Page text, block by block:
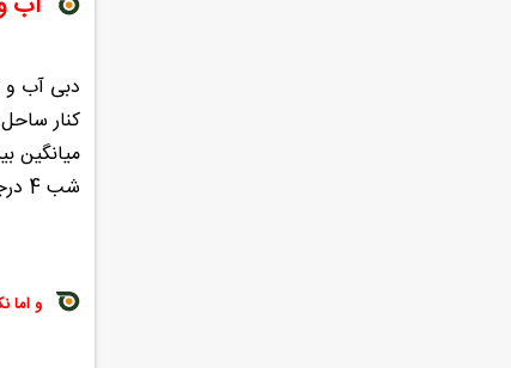
دبی آب و
کنار
شب 4 درجه سانتی گراد است میانگین بارش 94.3 میلی لیتر بوده و تحمل دمای هوا در دبی بسیار سخت و طاقت فرساست
و اما